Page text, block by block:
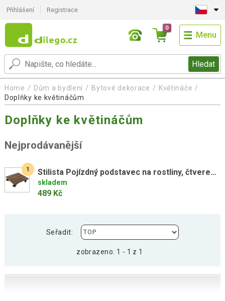
Přihlášení Registrace
Hledat
0
Menu
Home Dům a bydlení Bytové dekorace
Květináče
Doplňky ke květináčům
Doplňky ke květináčům
Nejprodávanější
1 Stilista Pojízdný podstavec na rostliny, čtverec, sv. hnědý
skladem
489 Kč
Seřadit:
zobrazeno: 1 - 1 z 1